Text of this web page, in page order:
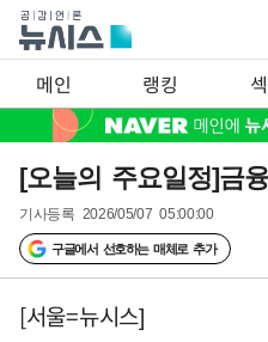
메인 랭킹
[오늘의 주요일정]금
기사등록 2026/05/07 05:00:00
구글에서 선호하는 매체로 추가
[서울=뉴시스]